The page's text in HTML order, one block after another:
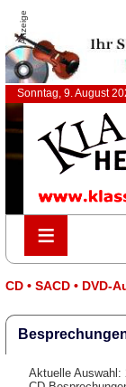
Anzeige
Sonntag, 9. August
≡
≡
CD • SACD • DVD-
Aktuelle Auswahl: